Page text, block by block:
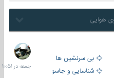
بی سرنشین ها
شناسایی و جاسوسی
جمعه
در
10:51